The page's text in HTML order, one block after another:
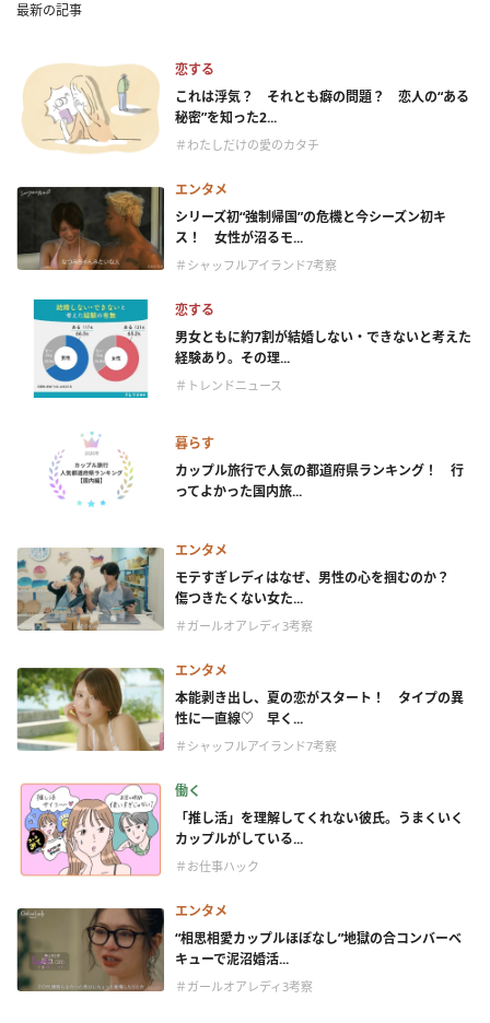
最新の記事
恋する
これは浮気？ それとも癖の問題？ 恋人の“ある
秘密”を知った2...
＃わたしだけの愛のカタチ
エンタメ
シリーズ初“強制帰国”の危機と今シーズン初キ
ス！ 女性が沼るモ...
＃シャッフルアイランド7考察
恋する
男女ともに約7割が結婚しない・できないと考えた
経験あり。その理...
＃トレンドニュース
暮らす
カップル旅行で人気の都道府県ランキング！ 行
ってよかった国内旅...
エンタメ
モテすぎレディはなぜ、男性の心を掴むのか？
傷つきたくない女た...
＃ガールオアレディ3考察
エンタメ
本能剥き出し、夏の恋がスタート！ タイプの異
性に一直線♡ 早く...
＃シャッフルアイランド7考察
働く
「推し活」を理解してくれない彼氏。うまくいく
カップルがしている...
＃お仕事ハック
エンタメ
“相思相愛カップルほぼなし”地獄の合コンバーベ
キューで泥沼婚活...
＃ガールオアレディ3考察